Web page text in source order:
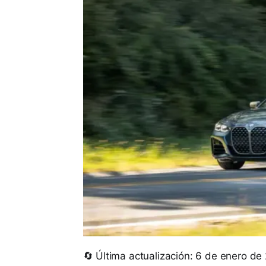
🔄 Última actualización: 6 de enero de